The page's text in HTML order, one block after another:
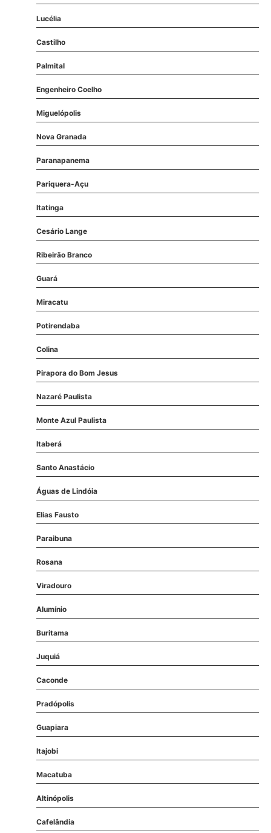
Lucélia
Castilho
Palmital
Engenheiro Coelho
Miguelópolis
Nova Granada
Paranapanema
Pariquera-Açu
Itatinga
Cesário Lange
Ribeirão Branco
Guará
Miracatu
Potirendaba
Colina
Pirapora do Bom Jesus
Nazaré Paulista
Monte Azul Paulista
Itaberá
Santo Anastácio
Águas de Lindóia
Elias Fausto
Paraibuna
Rosana
Viradouro
Alumínio
Buritama
Juquiá
Caconde
Pradópolis
Guapiara
Itajobi
Macatuba
Altinópolis
Cafelândia